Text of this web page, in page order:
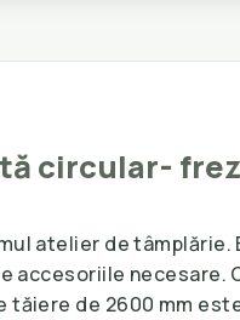
circular-
atelier de
accesoriile necesare.
tăiere de 2600 mm